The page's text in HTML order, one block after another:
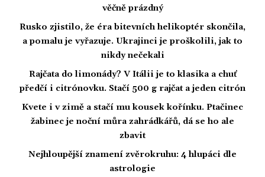
věčně prázdný
Rusko zjistilo, že éra bitevních helikoptér skončila,
a pomalu je vyřazuje. Ukrajinci je proškolili, jak to
nikdy nečekali
Rajčata do limonády? V Itálii je to klasika a chuť
předčí i citrónovku. Stačí 500 g rajčat a jeden citrón
Kvete i v zimě a stačí mu kousek kořínku. Ptačinec
žabinec je noční můra zahrádkářů, dá se ho ale
zbavit
Nejhloupější znamení zvěrokruhu: 4 hlupáci dle
astrologie